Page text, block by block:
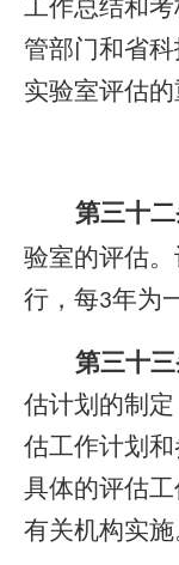
工作总结和
管部门和省
实验室评估的
第三十
验室的评估
行，每3年为
第三十
估计划的制
估工作计划和
具体的评估
有关机构实施